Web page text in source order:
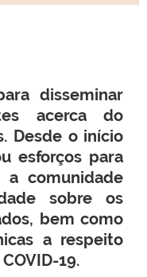
disseminar
acerca do
Desde o início
esforços para
comunidade
sobre os
bem como
a respeito
19.